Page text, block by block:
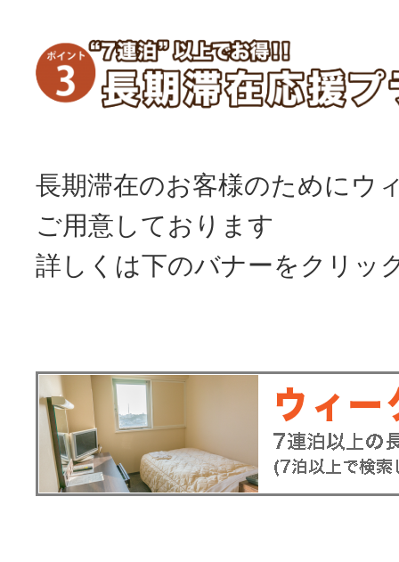
長期滞在のお客様のためにウ
ご用意しております
詳しくは下のバナーをクリッ